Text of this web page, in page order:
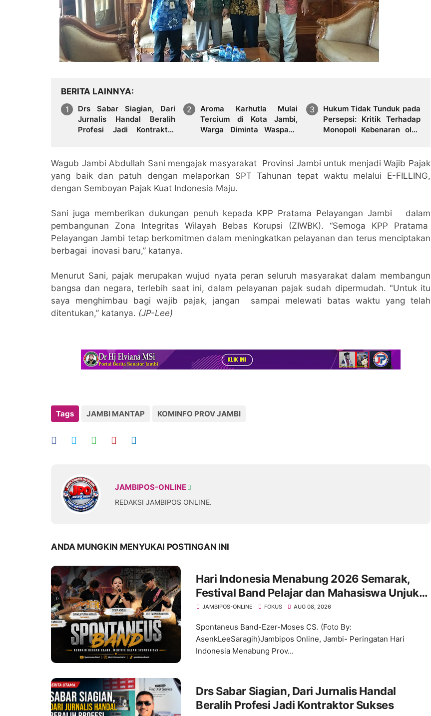
BERITA LAINNYA
Drs Sabar Siagian, Dari
Jurnalis Handal Beralih
Profesi Jadi Kontraktor
Aroma Karhutla Mulai
Tercium di Kota Jambi,
Warga Diminta Waspada
Hukum Tidak Tunduk pada
Persepsi: Kritik Terhadap
Monopoli Kebenaran oleh
Wagub Jambi Abdullah Sani mengajak masyarakat Provinsi Jambi untuk menjadi Wajib Pajak
yang baik dan patuh dengan melaporkan SPT Tahunan tepat waktu melalui E-FILLING,
dengan Semboyan Pajak Kuat Indonesia Maju.
Sani juga memberikan dukungan penuh kepada KPP Pratama Pelayangan Jambi dalam
pembangunan Zona Integritas Wilayah Bebas Korupsi (ZIWBK). “Semoga KPP Pratama
Pelayangan Jambi tetap berkomitmen dalam meningkatkan pelayanan dan terus menciptakan
berbagai inovasi baru,” katanya.
Menurut Sani, pajak merupakan wujud nyata peran seluruh masyarakat dalam membangun
bangsa dan negara, terlebih saat ini, dalam pelayanan pajak sudah dipermudah. "Untuk itu
saya menghimbau bagi wajib pajak, jangan sampai melewati batas waktu yang telah
ditentukan,” katanya. (JP-Lee)
Tags JAMBI MANTAP KOMINFO PROV JAMBI
JAMBIPOS-ONLINE
REDAKSI JAMBIPOS ONLINE.
ANDA MUNGKIN MENYUKAI POSTINGAN INI
Hari Indonesia Menabung 2026 Semarak,
Festival Band Pelajar dan Mahasiswa Unjuk
Kreativitas di Taman Banjuran Budayo
JAMBIPOS-ONLINE FOKUS AUG 08, 2026
Spontaneus Band-Ezer-Moses CS. (Foto By:
AsenkLeeSaragih)Jambipos Online, Jambi- Peringatan Hari
Indonesia Menabung Prov...
Drs Sabar Siagian, Dari Jurnalis Handal
Beralih Profesi Jadi Kontraktor Sukses